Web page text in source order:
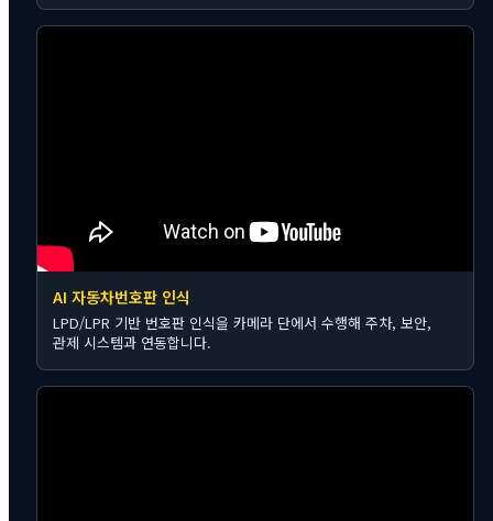
AI 자동차번호판 인식
LPD/LPR 기반 번호판 인식을 카메라 단에서 수행해 주차, 보안,
관제 시스템과 연동합니다.